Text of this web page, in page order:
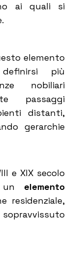
ai quali si
elemento
più
nobiliari
passaggi
distanti,
gerarchie
e XIX secolo
un elemento
residenziale,